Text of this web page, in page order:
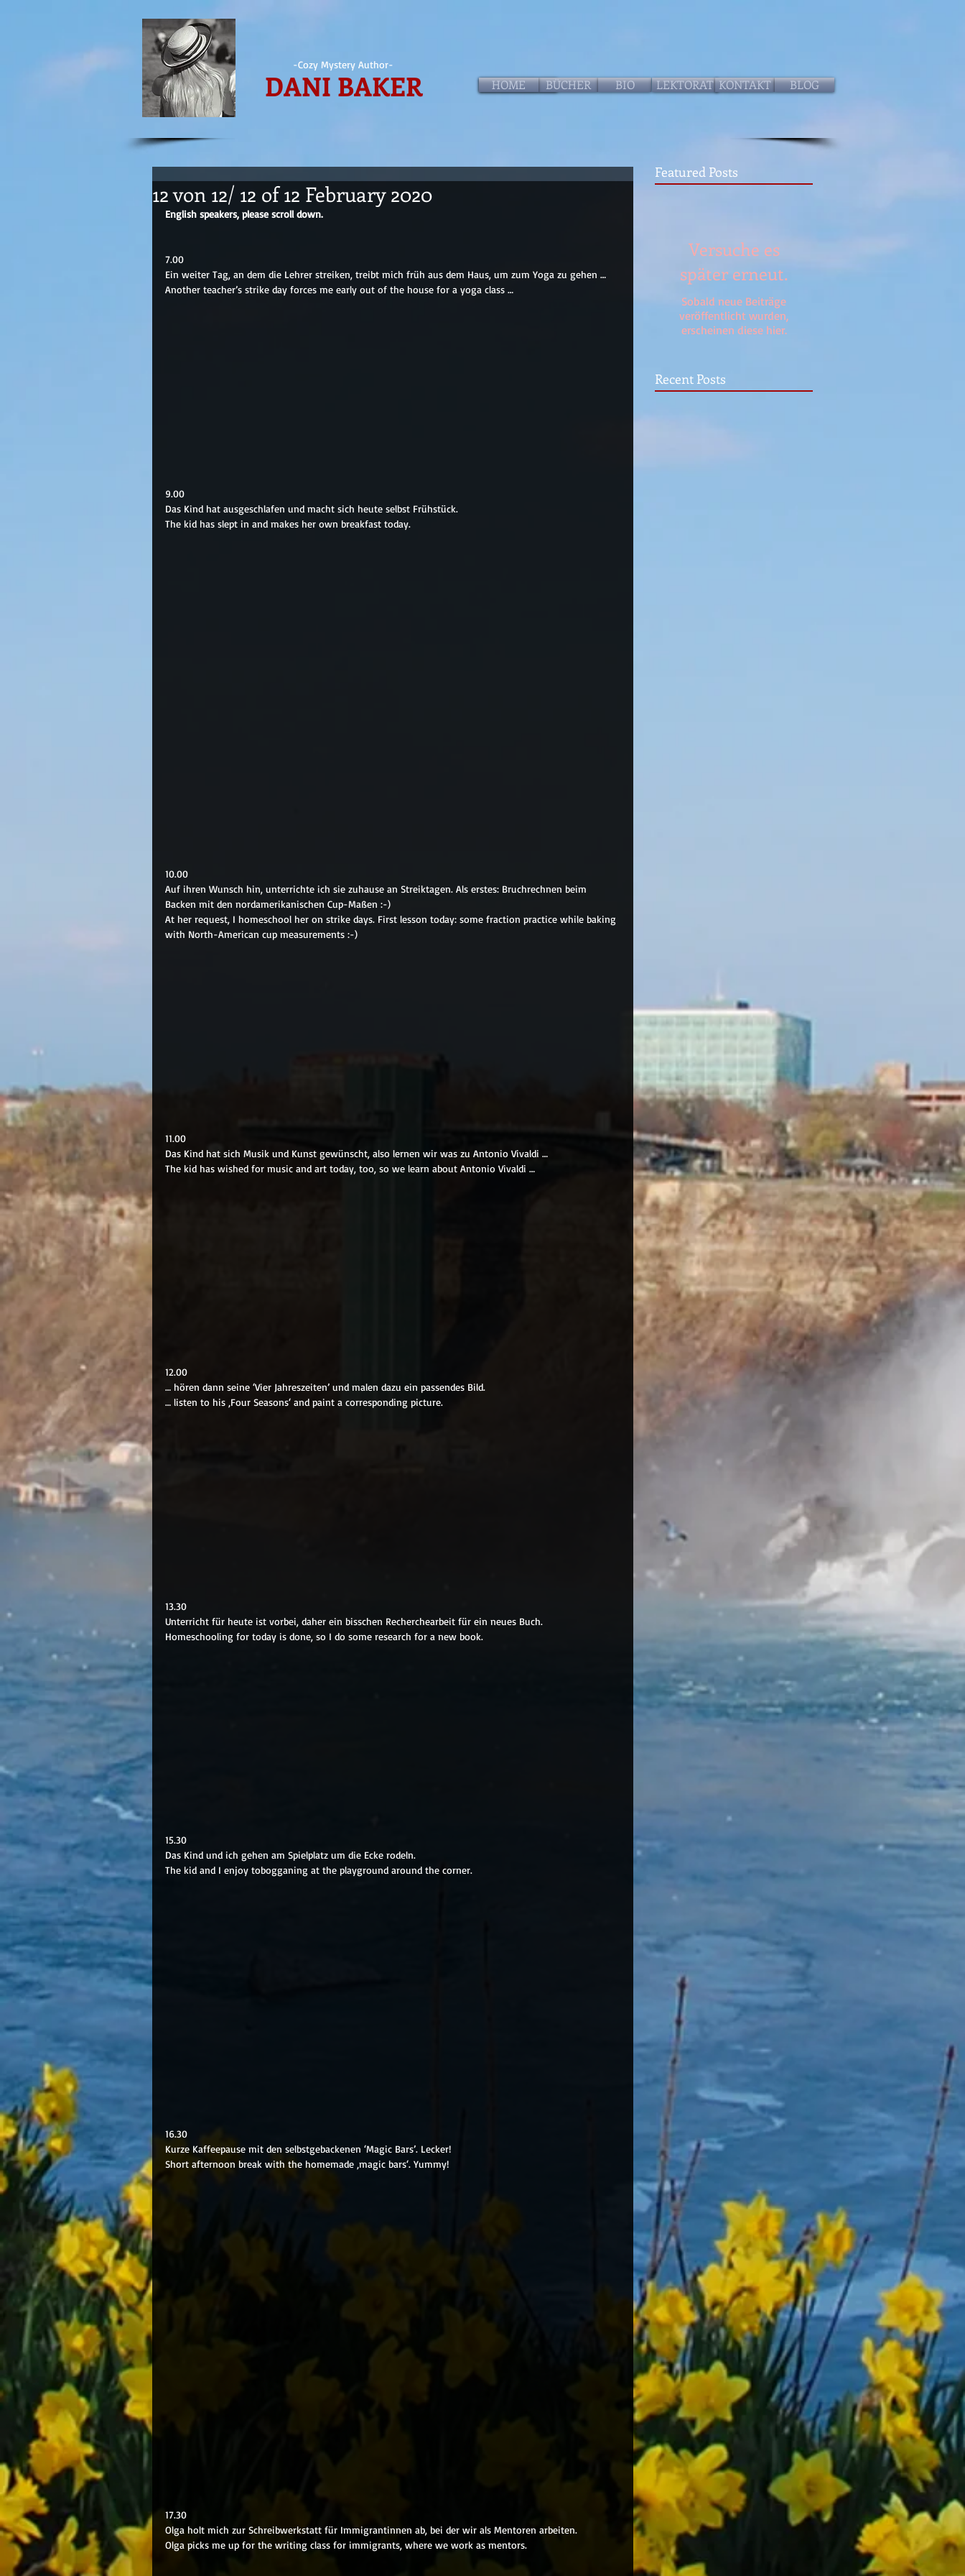
-Cozy Mystery Author-
DANI BAKER HOME BÜCHER
HOME BIO LEKTORAT KONTAKT BLOG
12 von 12/ 12 of 12 February 2020
English speakers, please scroll down.
7.00
Ein weiter Tag, an dem die Lehrer streiken, treibt mich früh aus dem Haus, um zum Yoga zu gehen …
Another teacher’s strike day forces me early out of the house for a yoga class …
9.00
Das Kind hat ausgeschlafen und macht sich heute selbst Frühstück.
The kid has slept in and makes her own breakfast today.
10.00
Auf ihren Wunsch hin, unterrichte ich sie zuhause an Streiktagen. Als erstes: Bruchrechnen beim
Backen mit den nordamerikanischen Cup-Maßen :-)
At her request, I homeschool her on strike days. First lesson today: some fraction practice while baking
with North-American cup measurements :-)
11.00
Das Kind hat sich Musik und Kunst gewünscht, also lernen wir was zu Antonio Vivaldi …
The kid has wished for music and art today, too, so we learn about Antonio Vivaldi …
12.00
… hören dann seine ‘Vier Jahreszeiten’ und malen dazu ein passendes Bild.
… listen to his ‚Four Seasons‘ and paint a corresponding picture.
13.30
Unterricht für heute ist vorbei, daher ein bisschen Recherchearbeit für ein neues Buch.
Homeschooling for today is done, so I do some research for a new book.
15.30
Das Kind und ich gehen am Spielplatz um die Ecke rodeln.
The kid and I enjoy tobogganing at the playground around the corner.
16.30
Kurze Kaffeepause mit den selbstgebackenen ‘Magic Bars’. Lecker!
Short afternoon break with the homemade ‚magic bars‘. Yummy!
17.30
Olga holt mich zur Schreibwerkstatt für Immigrantinnen ab, bei der wir als Mentoren arbeiten.
Olga picks me up for the writing class for immigrants, where we work as mentors.
Featured Posts
Versuche es
später erneut.
Sobald neue Beiträge
veröffentlicht wurden,
erscheinen diese hier.
Recent Posts